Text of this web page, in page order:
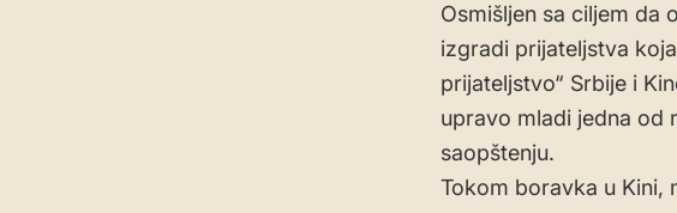
Osmišljen sa ciljem da
izgradi prijateljstva
prijateljstvo“ Srbije i
upravo mladi jedna od
saopštenju.
Tokom boravka u Kini,